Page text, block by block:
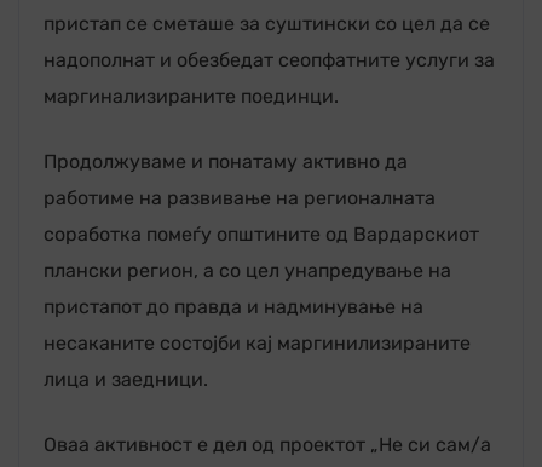
пристап се сметаше за суштински со цел да се
надополнат и обезбедат сеопфатните услуги за
маргинализираните поединци.
Продолжуваме и понатаму активно да
работиме на развивање на регионалната
соработка помеѓу општините од Вардарскиот
плански регион, а со цел унапредување на
пристапот до правда и надминување на
несаканите состојби кај маргинилизираните
лица и заедници.
Оваа активност е дел од проектот „Не си сам/а